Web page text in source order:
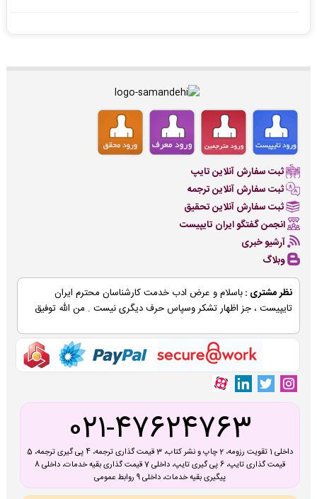
ثبت سفارش آنلاین تایپ
ثبت سفارش آنلاین ترجمه
ثبت سفارش آنلاین تحقیق
انجمن گفتگو ایران تایپیست
آرشیو خبری
وبلاگ
نظر مشتری :باسلام و عرض ادب خدمت کارشناسان محترم ایران
تایپیست ، جز اظهار تشکر وسپاس حرف دیگری نیست . من الله توفیق
021-47624763
داخلی 1 تقویت رزومه، 2 چاپ و نشر کتاب، 3 قیمت گذاری ترجمه، 4 پی گیری ترجمه، 5
قیمت گذاری تایپ، 6 پی گیری تایپ، داخلی 7 قیمت گذاری بقیه خدمات، داخلی 8
پیگیری بقیه خدمات، داخلی 9 روابط عمومی